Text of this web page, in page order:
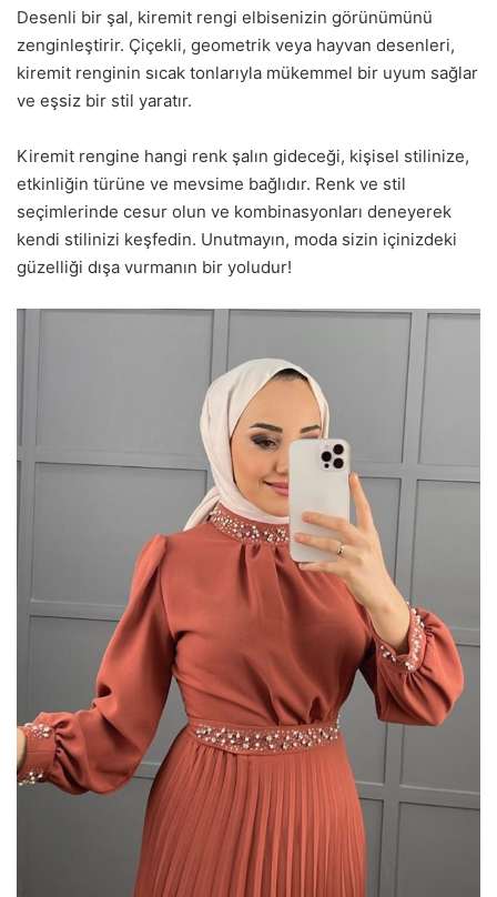
Desenli bir şal, kiremit rengi elbisenizin görünümünü
zenginleştirir. Çiçekli, geometrik veya hayvan desenleri,
kiremit renginin sıcak tonlarıyla mükemmel bir uyum sağlar
ve eşsiz bir stil yaratır.
Kiremit rengine hangi renk şalın gideceği, kişisel stilinize,
etkinliğin türüne ve mevsime bağlıdır. Renk ve stil
seçimlerinde cesur olun ve kombinasyonları deneyerek
kendi stilinizi keşfedin. Unutmayın, moda sizin içinizdeki
güzelliği dışa vurmanın bir yoludur!